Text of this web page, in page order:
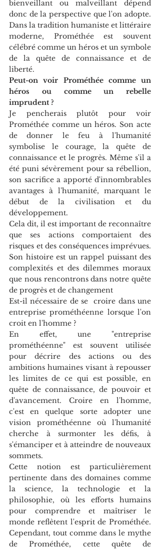
bienveillant ou malveillant dépend
donc de la perspective que l'on adopte.
Dans la tradition humaniste et littéraire
moderne, Prométhée est souvent
célébré comme un héros et un symbole
de la quête de connaissance et de
liberté.
Peut-on voir Prométhée comme un
héros ou comme un rebelle
imprudent ?
Je pencherais plutôt pour voir
Prométhée comme un héros. Son acte
de donner le feu à l'humanité
symbolise le courage, la quête de
connaissance et le progrès. Même s'il a
été puni sévèrement pour sa rébellion,
son sacrifice a apporté d'innombrables
avantages à l'humanité, marquant le
début de la civilisation et du
développement.
Cela dit, il est important de reconnaître
que ses actions comportaient des
risques et des conséquences imprévues.
Son histoire est un rappel puissant des
complexités et des dilemmes moraux
que nous rencontrons dans notre quête
de progrès et de changement
Est-il nécessaire de se  croire dans une
entreprise prométhéenne lorsque l'on
croit en l'homme ?
En effet, une "entreprise
prométhéenne" est souvent utilisée
pour décrire des actions ou des
ambitions humaines visant à repousser
les limites de ce qui est possible, en
quête de connaissance, de pouvoir et
d'avancement. Croire en l'homme,
c'est en quelque sorte adopter une
vision prométhéenne où l'humanité
cherche à surmonter les défis, à
s'émanciper et à atteindre de nouveaux
sommets.
Cette notion est particulièrement
pertinente dans des domaines comme
la science, la technologie et la
philosophie, où les efforts humains
pour comprendre et maîtriser le
monde reflètent l'esprit de Prométhée.
Cependant, tout comme dans le mythe
de Prométhée, cette quête de